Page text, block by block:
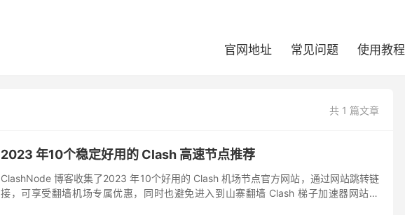
官网地址 常见问题 使用教程
共 1 篇文章
2023 年10个稳定好用的 Clash 高速节点推荐
ClashNode 博客收集了2023 年10个好用的 Clash 机场节点官方网站，通过网站跳转链
接，可享受翻墙机场专属优惠，同时也避免进入到山寨翻墙 Clash 梯子加速器网站。